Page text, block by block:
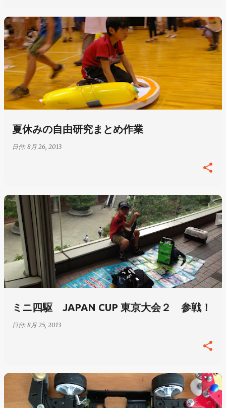
夏休みの自由研究まとめ作業
日付: 8月 26, 2013
ミニ四駆 JAPAN CUP 東京大会２ 参戦！
日付: 8月 25, 2013